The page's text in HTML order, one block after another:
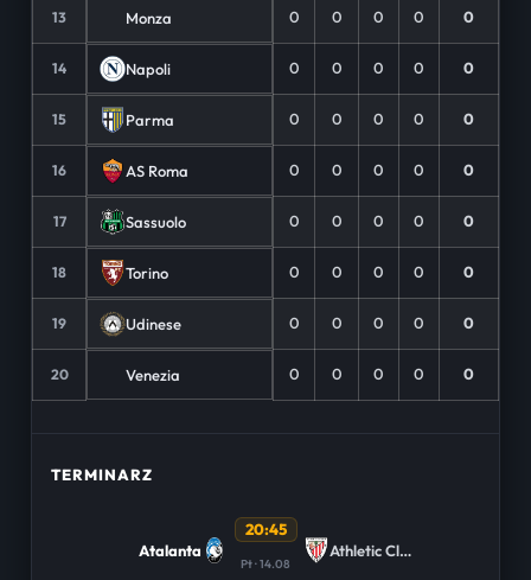
13 Monza 0 0 0 0 0
14 Napoli 0 0 0 0 0
15 Parma 0 0 0 0 0
16 AS Roma 0 0 0 0 0
17 Sassuolo 0 0 0 0 0
18 Torino 0 0 0 0 0
19 Udinese 0 0 0 0 0
20 Venezia 0 0 0 0 0
TERMINARZ
Atalanta
20:45
Pt · 14.08
Athletic Club